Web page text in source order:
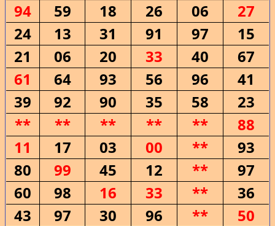
94
59 18 26 06
27
24
13 31 91 97
15
21
06 20 33 40
67
61
64 93 56 96
41
39
92 90 35 58
23
**
** ** ** **
88
11
17 03 00 **
93
80
99 45 12 **
97
60
98 16 33 **
36
43
97 30 96 **
50